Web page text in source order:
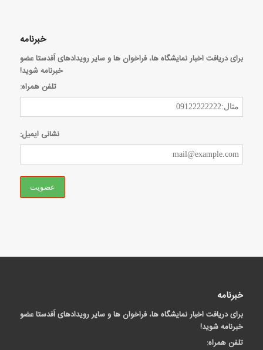
خبرنامه
برای دریافت اخبار نمایشگاه ها، فراخوان ها و سایر رویدادهای اَفدستا عضو
خبرنامه شوید!
تلفن همراه:
نشانی ایمیل:
خبرنامه
برای دریافت اخبار نمایشگاه ها، فراخوان ها و سایر رویدادهای اَفدستا عضو
خبرنامه شوید!
تلفن همراه: